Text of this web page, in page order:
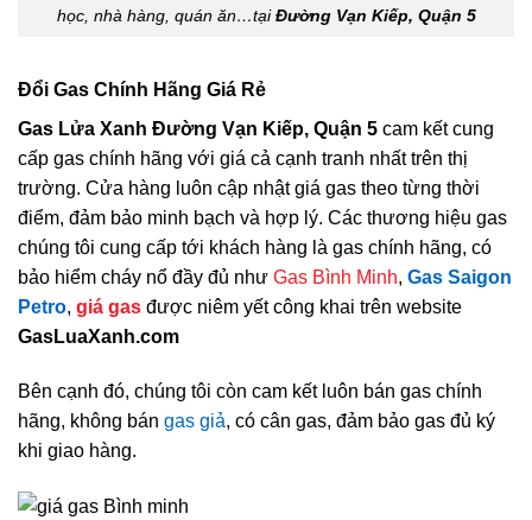
học, nhà hàng, quán ăn…tạiĐường Vạn Kiếp, Quận 5
Đổi Gas Chính Hãng Giá Rẻ
Gas Lửa Xanh Đường Vạn Kiếp, Quận 5 cam kết cung
cấp gas chính hãng với giá cả cạnh tranh nhất trên thị
trường. Cửa hàng luôn cập nhật giá gas theo từng thời
điểm, đảm bảo minh bạch và hợp lý. Các thương hiệu gas
chúng tôi cung cấp tới khách hàng là gas chính hãng, có
bảo hiểm cháy nổ đầy đủ như Gas Bình Minh, Gas Saigon
Petro, giá gas được niêm yết công khai trên website
GasLuaXanh.com
Bên cạnh đó, chúng tôi còn cam kết luôn bán gas chính
hãng, không bán gas giả, có cân gas, đảm bảo gas đủ ký
khi giao hàng.